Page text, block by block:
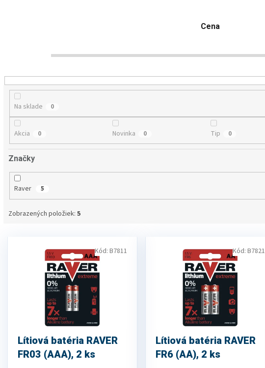
d
Cena
Na sklade 0
Akcia 0 Novinka 0 Tip 0
Značky
Raver 5
Zobrazených položiek: 5
Lítiová batéria RAVER
FR03 (AAA), 2 ks
Kód: B7811
Lítiová batéria RAVER
FR6 (AA), 2 ks
Kód: B7821